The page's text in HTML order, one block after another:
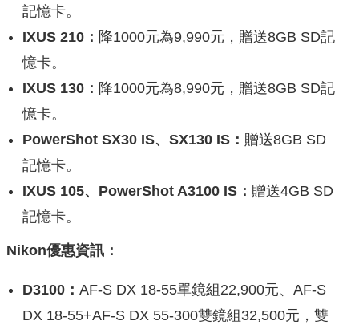
記憶卡。
IXUS 210： 降1000元為9,990元，贈送8GB SD記
憶卡。
IXUS 130： 降1000元為8,990元，贈送8GB SD記
憶卡。
PowerShot SX30 IS、SX130 IS： 贈送8GB SD
記憶卡。
IXUS 105、PowerShot A3100 IS： 贈送4GB SD
記憶卡。
Nikon優惠資訊：
D3100： AF-S DX 18-55單鏡組22,900元、AF-S
DX 18-55+AF-S DX 55-300雙鏡組32,500元，雙